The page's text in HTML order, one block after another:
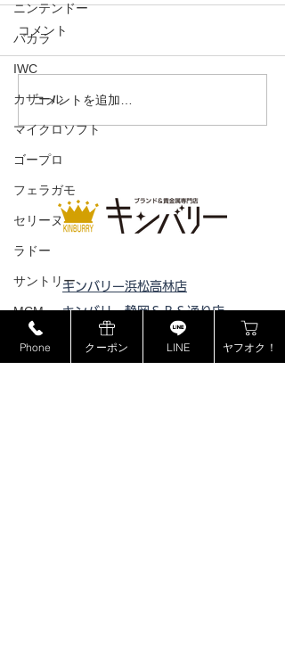
ニンテンドー
バカラ
IWC
カザール
マイクロソフト
ゴープロ
フェラガモ
セリーヌ
ラドー
サントリー
MCM
ミュウミュウ
コメント
コメントを追加…
キンバリー浜松高林店
キンバリー静岡ＳＢＳ通り店
キンバリー藤枝インター店
ピックアップ浜松西伊場店
Phone クーポン LINE ヤフオク！